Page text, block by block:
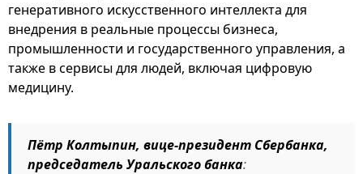
генеративного искусственного интеллекта для
внедрения в реальные процессы бизнеса,
промышленности и государственного управления, а
также в сервисы для людей, включая цифровую
медицину.
Пётр Колтыпин, вице-президент Сбербанка,
председатель Уральского банка: